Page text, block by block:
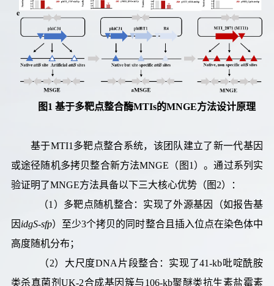
图1 基于多靶点整合酶MTIs的MNGE方法设计原理
基于MTI1多靶点整合系统，该团队建立了新一代基因
或途径随机多拷贝整合新方法MNGE（图1）。通过系列实
验证明了MNGE方法具备以下三大核心优势（图2）：
（1）多靶点随机整合：实现了外源基因（如报告基
因 idgS-sfp）至少3个拷贝的同时整合且插入位点在染色体中
高度随机分布；
（2）大尺度DNA片段整合：实现了41-kb吡啶酰胺
类杀真菌剂UK-2合成基因簇与106-kb聚醚类抗生素盐霉素